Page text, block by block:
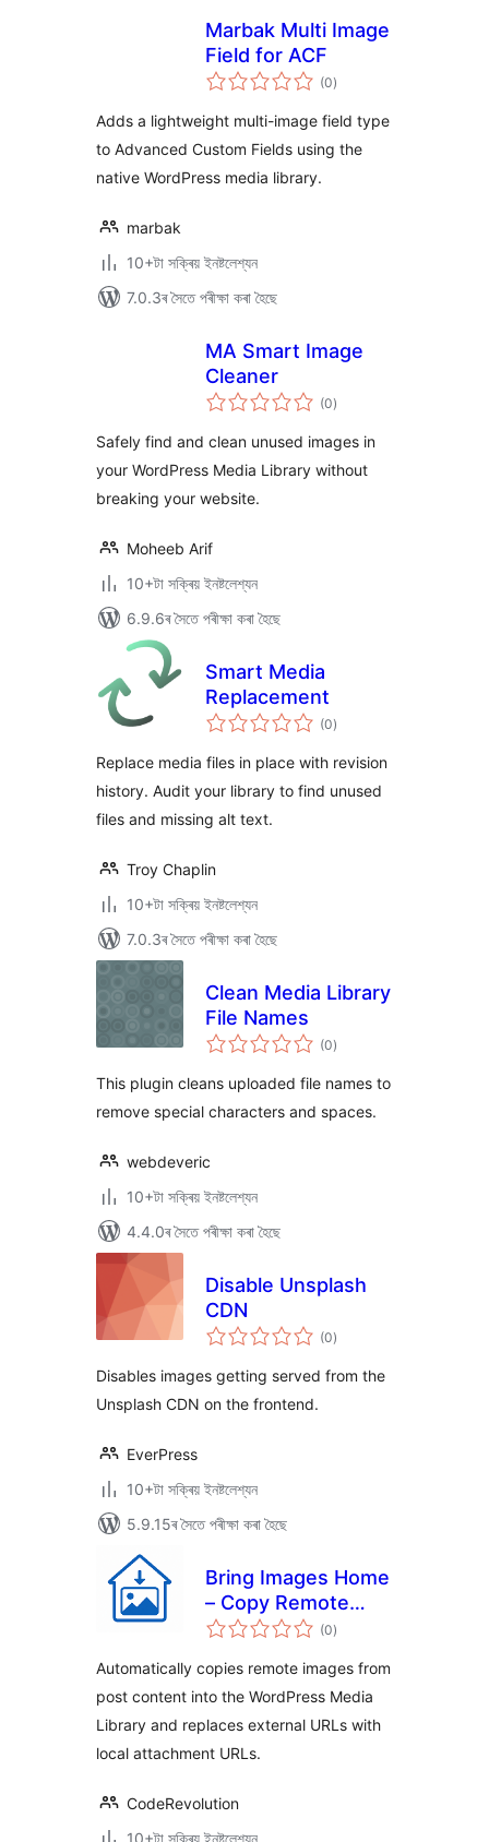
Marbak Multi Image
Field for ACF
(0টা
মুঠ)
Adds a lightweight multi-image field type
to Advanced Custom Fields using the
native WordPress media library.
marbak
10+টা সক্ৰিয় ইনষ্টলেশ্যন
7.0.3ৰ সৈতে পৰীক্ষা কৰা হৈছে
MA Smart Image
Cleaner
(0টা
মুঠ)
Safely find and clean unused images in
your WordPress Media Library without
breaking your website.
Moheeb Arif
10+টা সক্ৰিয় ইনষ্টলেশ্যন
6.9.6ৰ সৈতে পৰীক্ষা কৰা হৈছে
Smart Media
Replacement
(0টা
মুঠ)
Replace media files in place with revision
history. Audit your library to find unused
files and missing alt text.
Troy Chaplin
10+টা সক্ৰিয় ইনষ্টলেশ্যন
7.0.3ৰ সৈতে পৰীক্ষা কৰা হৈছে
Clean Media Library
File Names
(0টা
মুঠ)
This plugin cleans uploaded file names to
remove special characters and spaces.
webdeveric
10+টা সক্ৰিয় ইনষ্টলেশ্যন
4.4.0ৰ সৈতে পৰীক্ষা কৰা হৈছে
Disable Unsplash
CDN
(0টা
মুঠ)
Disables images getting served from the
Unsplash CDN on the frontend.
EverPress
10+টা সক্ৰিয় ইনষ্টলেশ্যন
5.9.15ৰ সৈতে পৰীক্ষা কৰা হৈছে
Bring Images Home
– Copy Remote
Images Locally
(0টা
মুঠ)
Automatically copies remote images from
post content into the WordPress Media
Library and replaces external URLs with
local attachment URLs.
CodeRevolution
10+টা সক্ৰিয় ইনষ্টলেশ্যন